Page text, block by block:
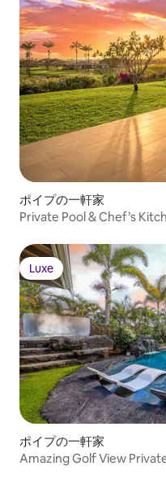
ポイプの一軒家
Private Pool & Chef’s
Luxe
Luxe
ポイプの一軒家
Amazing Golf View